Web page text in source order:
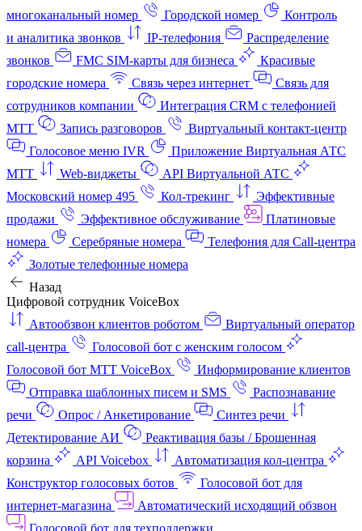
многоканальный номер
Городской номер
Контроль
и аналитика звонков
IP-телефония
Распределение
звонков
FMC SIM-карты для бизнеса
Красивые
городские номера
Связь через интернет
Связь для
сотрудников компании
Интеграция CRM с телефонией
МТТ
Запись разговоров
Виртуальный контакт‑центр
Голосовое меню IVR
Приложение Виртуальная АТС
МТТ
Web-виджеты
API Виртуальной АТС
Московский номер 495
Кол-трекинг
Эффективные
продажи
Эффективное обслуживание
Платиновые
номера
Серебряные номера
Телефония для Call-центра
Золотые телефонные номера
Назад
Цифровой сотрудник VoiceBox
Автообзвон клиентов роботом
Виртуальный оператор
call-центра
Голосовой бот с женским голосом
Голосовой бот МТТ VoiceBox
Информирование клиентов
Отправка шаблонных писем и SMS
Распознавание
речи
Опрос / Анкетирование
Синтез речи
Детектирование АИ
Реактивация базы / Брошенная
корзина
API Voicebox
Автоматизация кол‑центра
Конструктор голосовых ботов
Голосовой бот для
интернет‑магазина
Автоматический исходящий обзвон
Голосовой бот для техподдержки